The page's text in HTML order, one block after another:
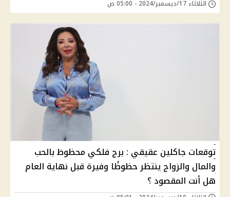
الثلاثاء 17/ديسمبر/2024 - 05:00 ص
توقعات جاكلين عقيقي : برج فلكي محظوظ بالحب
والمال والزواج ينتظر حظوظًا وفيرة قبل نهاية العام
هل أنت المقصود ؟